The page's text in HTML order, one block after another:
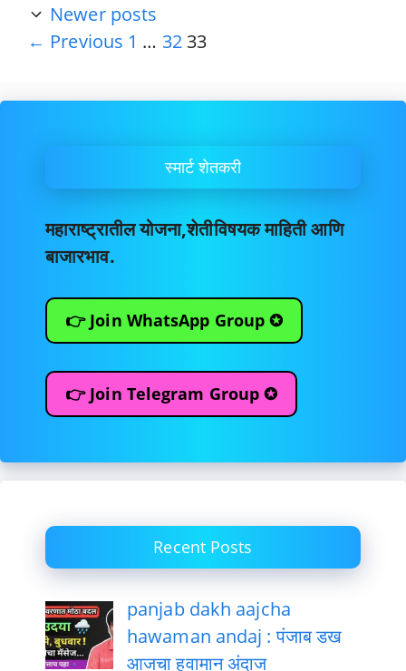
Newer posts
← Previous Page
1 … Page
32 Page
33
स्मार्ट शेतकरी
महाराष्ट्रातील योजना,शेतीविषयक माहिती आणि
बाजारभाव.
👉 Join WhatsApp Group ✪
👉 Join Telegram Group ✪
Recent Posts
panjab dakh aajcha
hawaman andaj : पंजाब डख
आजचा हवामान अंदाज